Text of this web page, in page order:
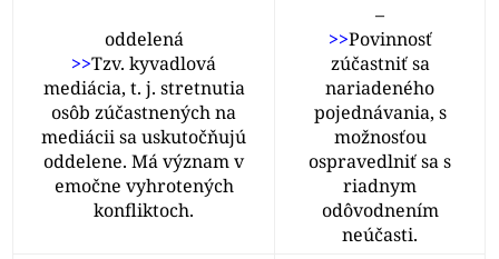
oddelená
>>Tzv. kyvadlová
mediácia, t. j. stretnutia
osôb zúčastnených na
mediácii sa uskutočňujú
oddelene. Má význam v
emočne vyhrotených
konfliktoch.
–
>>Povinnosť
zúčastniť sa
nariadeného
pojednávania, s
možnosťou
ospravedlniť sa s
riadnym
odôvodnením
neúčasti.